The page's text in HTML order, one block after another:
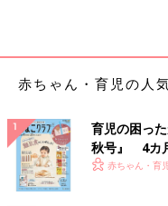
赤ちゃん・育児の人
育児の困っ
秋号』 4カ
いっぱい！
赤ちゃん・育